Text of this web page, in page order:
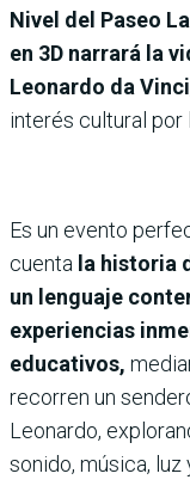
Nivel del Paseo
en 3D narrará la
Leonardo da Vinci
interés cultural por
Es un evento
cuenta la historia
un lenguaje
experiencias
educativos,
recorren un
Leonardo,
sonido, música, luz